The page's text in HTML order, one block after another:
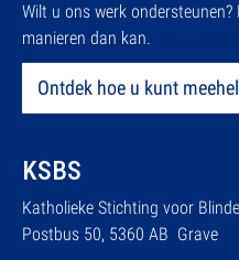
Wilt u ons werk
manieren dan kan.
Ontdek hoe u kunt
KSBS
Katholieke Stichting voor
Postbus 50, 5360 AB Grave